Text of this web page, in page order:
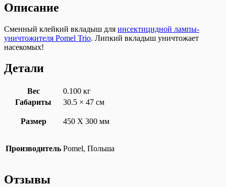
Описание
Сменный клейкий вкладыш для инсектицидной лампы-
уничтожителя Pomel Trio. Липкий вкладыш уничтожает
насекомых!
Детали
Вес
0.100 кг
Габариты
30.5 × 47 см
Размер 450 X 300 мм
Производитель Pomel, Польша
Отзывы